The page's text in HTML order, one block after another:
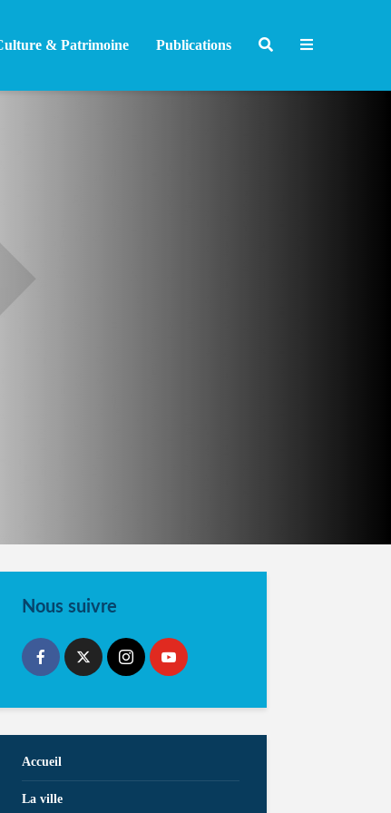
& Patrimoine Publications
Nous suivre
Accueil
La ville